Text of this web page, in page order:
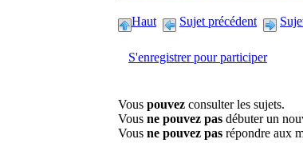
Haut Sujet précédent
S'enregistrer pour participer
Vous pouvez consulter les sujets.
Vous ne pouvez pas débuter un
Vous ne pouvez pas répondre aux